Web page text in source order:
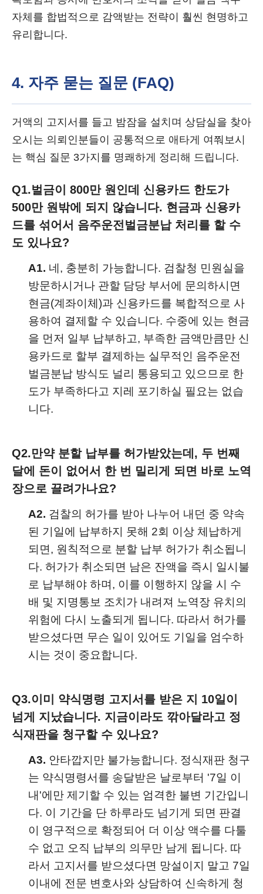
자체를 합법적으로 감액받는 전략이 훨씬 현명하고
유리합니다.
4. 자주 묻는 질문 (FAQ)
거액의 고지서를 들고 밤잠을 설치며 상담실을 찾아
오시는 의뢰인분들이 공통적으로 애타게 여쭤보시
는 핵심 질문 3가지를 명쾌하게 정리해 드립니다.
Q1.벌금이 800만 원인데 신용카드 한도가
500만 원밖에 되지 않습니다. 현금과 신용카
드를 섞어서 음주운전벌금분납 처리를 할 수
도 있나요?
A1. 네, 충분히 가능합니다. 검찰청 민원실을
방문하시거나 관할 담당 부서에 문의하시면
현금(계좌이체)과 신용카드를 복합적으로 사
용하여 결제할 수 있습니다. 수중에 있는 현금
을 먼저 일부 납부하고, 부족한 금액만큼만 신
용카드로 할부 결제하는 실무적인 음주운전
벌금분납 방식도 널리 통용되고 있으므로 한
도가 부족하다고 지레 포기하실 필요는 없습
니다.
Q2.만약 분할 납부를 허가받았는데, 두 번째
달에 돈이 없어서 한 번 밀리게 되면 바로 노역
장으로 끌려가나요?
A2. 검찰의 허가를 받아 나누어 내던 중 약속
된 기일에 납부하지 못해 2회 이상 체납하게
되면, 원칙적으로 분할 납부 허가가 취소됩니
다. 허가가 취소되면 남은 잔액을 즉시 일시불
로 납부해야 하며, 이를 이행하지 않을 시 수
배 및 지명통보 조치가 내려져 노역장 유치의
위험에 다시 노출되게 됩니다. 따라서 허가를
받으셨다면 무슨 일이 있어도 기일을 엄수하
시는 것이 중요합니다.
Q3.이미 약식명령 고지서를 받은 지 10일이
넘게 지났습니다. 지금이라도 깎아달라고 정
식재판을 청구할 수 있나요?
A3. 안타깝지만 불가능합니다. 정식재판 청구
는 약식명령서를 송달받은 날로부터 '7일 이
내'에만 제기할 수 있는 엄격한 불변 기간입니
다. 이 기간을 단 하루라도 넘기게 되면 판결
이 영구적으로 확정되어 더 이상 액수를 다툴
수 없고 오직 납부의 의무만 남게 됩니다. 따
라서 고지서를 받으셨다면 망설이지 말고 7일
이내에 전문 변호사와 상담하여 신속하게 청